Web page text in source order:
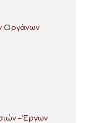
Οργάνων
– Έργων